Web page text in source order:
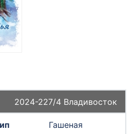
2024-227/4 Владивосток
Гашеная